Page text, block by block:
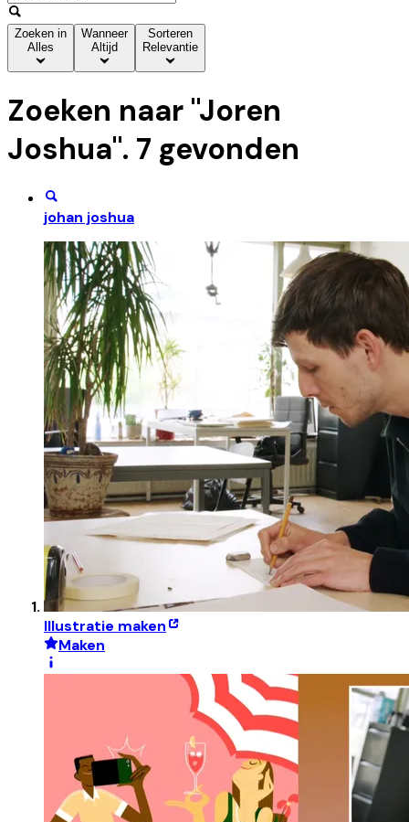
Zoeken in
Alles
Wanneer
Altijd
Sorteren
Relevantie
Zoeken naar "Joren
Joshua". 7 gevonden
johan joshua
Illustratie maken
Maken